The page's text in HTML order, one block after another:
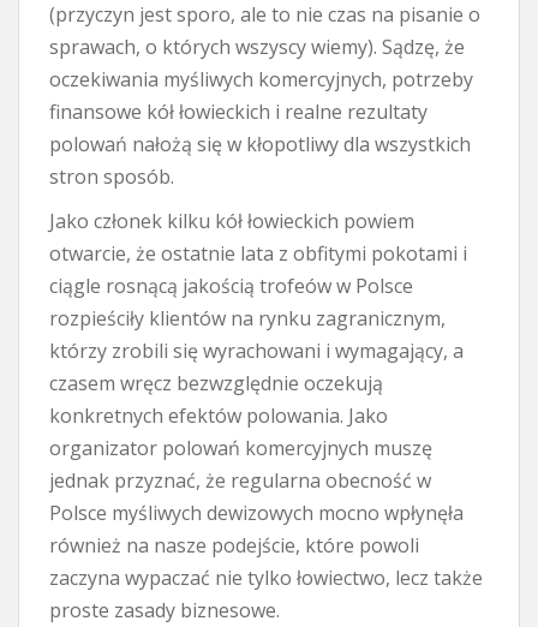
(przyczyn jest sporo, ale to nie czas na pisanie o
sprawach, o których wszyscy wiemy). Sądzę, że
oczekiwania myśliwych komercyjnych, potrzeby
finansowe kół łowieckich i realne rezultaty
polowań nałożą się w kłopotliwy dla wszystkich
stron sposób.
Jako członek kilku kół łowieckich powiem
otwarcie, że ostatnie lata z obfitymi pokotami i
ciągle rosnącą jakością trofeów w Polsce
rozpieściły klientów na rynku zagranicznym,
którzy zrobili się wyrachowani i wymagający, a
czasem wręcz bezwzględnie oczekują
konkretnych efektów polowania. Jako
organizator polowań komercyjnych muszę
jednak przyznać, że regularna obecność w
Polsce myśliwych dewizowych mocno wpłynęła
również na nasze podejście, które powoli
zaczyna wypaczać nie tylko łowiectwo, lecz także
proste zasady biznesowe.